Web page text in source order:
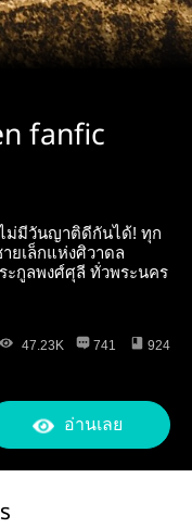
fanfic
ไม่มีวันญาติดีกันได้! ทุก
ยเล็กแห่งศิวาดล
ะกูลพงศ์ศุลี ทั่วพระนคร
47.23K 741 924
อ่านเลย